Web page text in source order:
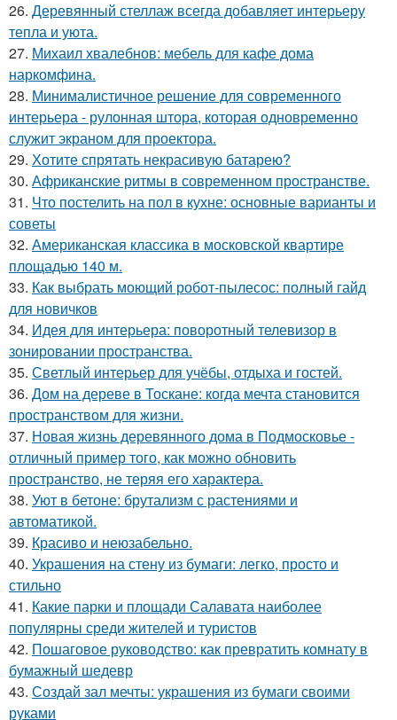
26. Деревянный стеллаж всегда добавляет интерьеру
тепла и уюта.
27. Михаил хвалебнов: мебель для кафе дома
наркомфина.
28. Минималистичное решение для современного
интерьера - рулонная штора, которая одновременно
служит экраном для проектора.
29. Хотите спрятать некрасивую батарею?
30. Африканские ритмы в современном пространстве.
31. Что постелить на пол в кухне: основные варианты и
советы
32. Американская классика в московской квартире
площадью 140 м.
33. Как выбрать моющий робот-пылесос: полный гайд
для новичков
34. Идея для интерьера: поворотный телевизор в
зонировании пространства.
35. Светлый интерьер для учёбы, отдыха и гостей.
36. Дом на дереве в Тоскане: когда мечта становится
пространством для жизни.
37. Новая жизнь деревянного дома в Подмосковье -
отличный пример того, как можно обновить
пространство, не теряя его характера.
38. Уют в бетоне: брутализм с растениями и
автоматикой.
39. Красиво и неюзабельно.
40. Украшения на стену из бумаги: легко, просто и
стильно
41. Какие парки и площади Салавата наиболее
популярны среди жителей и туристов
42. Пошаговое руководство: как превратить комнату в
бумажный шедевр
43. Создай зал мечты: украшения из бумаги своими
руками